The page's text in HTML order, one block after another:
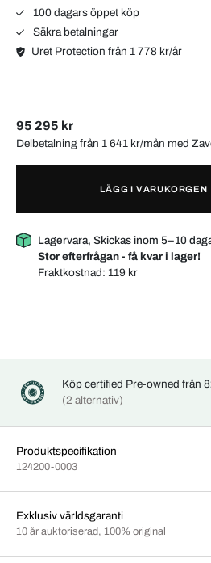
100 dagars öppet köp
Säkra betalningar
Uret Protection från 1 778 kr/år
95 295 kr
Delbetalning från 1 641 kr/mån med
LÄGG I VARUKORGEN
Lagervara, Skickas inom 5–10
Stor efterfrågan - få kvar i lager!
Fraktkostnad: 119 kr
Köp certified Pre-owned från
(2 alternativ)
Produktspecifikation
124200-0003
Exklusiv världsgaranti
10 år auktoriserad, 100% original